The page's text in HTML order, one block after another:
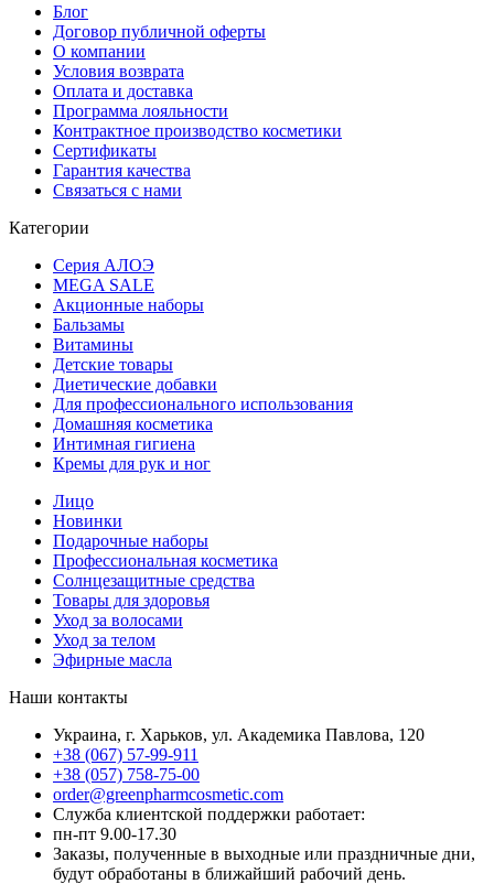
Блог
Договор публичной оферты
О компании
Условия возврата
Оплата и доставка
Программа лояльности
Контрактное производство косметики
Сертификаты
Гарантия качества
Связаться с нами
Категории
Cерия АЛОЭ
MEGA SALE
Акционные наборы
Бальзамы
Витамины
Детские товары
Диетические добавки
Для профессионального использования
Домашняя косметика
Интимная гигиена
Кремы для рук и ног
Лицо
Новинки
Подарочные наборы
Профессиональная косметика
Солнцезащитные средства
Товары для здоровья
Уход за волосами
Уход за телом
Эфирные масла
Наши контакты
Украина, г. Харьков, ул. Академика Павлова, 120
+38 (067) 57-99-911
+38 (057) 758-75-00
order@greenpharmcosmetic.com
Служба клиентской поддержки работает:
пн-пт 9.00-17.30
Заказы, полученные в выходные или праздничные дни,
будут обработаны в ближайший рабочий день.